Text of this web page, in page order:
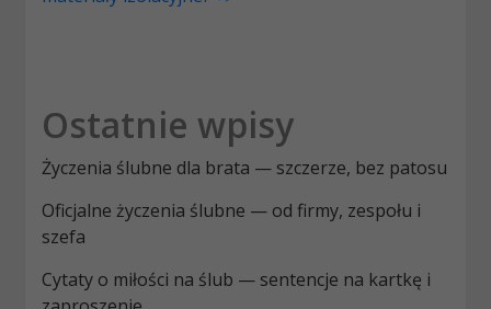
Ostatnie wpisy
Życzenia ślubne dla brata — szczerze, bez patosu
Oficjalne życzenia ślubne — od firmy, zespołu i
szefa
Cytaty o miłości na ślub — sentencje na kartkę i